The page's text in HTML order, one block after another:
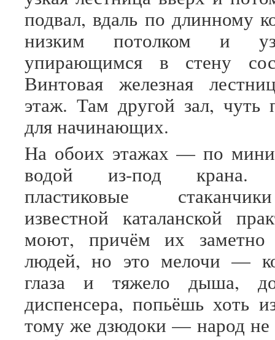
подвал, вдаль по длинному
низким потолком и
упирающимся в стену
Винтовая железная
этаж. Там другой зал, чуть
для начинающих.
На обоих этажах — по
водой из-под крана.
пластиковые
известной каталанской
моют, причём их
людей, но это мелочи —
глаза и тяжело дыша,
диспенсера, попьёшь хоть
тому же дзюдоки — народ не